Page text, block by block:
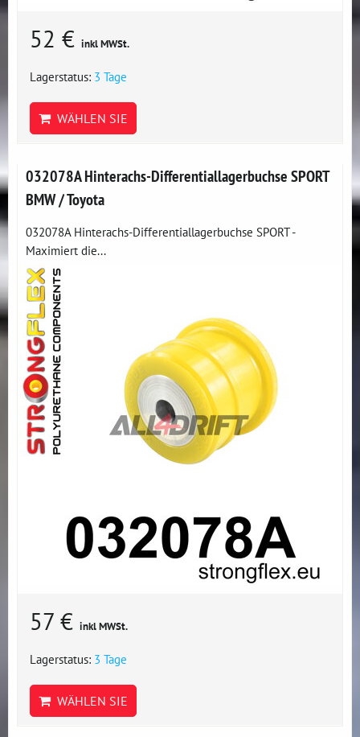
52 € inkl MWSt.
Lagerstatus: 3 Tage
WÄHLEN SIE
032078A Hinterachs-Differentiallagerbuchse SPORT
BMW / Toyota
032078A Hinterachs-Differentiallagerbuchse SPORT -
Maximiert die...
57 € inkl MWSt.
Lagerstatus: 3 Tage
WÄHLEN SIE